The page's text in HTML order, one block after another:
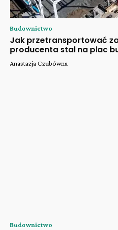
Budownictwo
Jak przetransportować
producenta stal na plac
Anastazja Czubówna
Budownictwo